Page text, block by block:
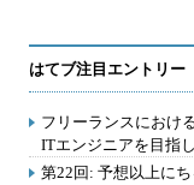
はてブ注目エントリー
フリーランスにおけ
ITエンジニアを目指
第22回: 予想以上に